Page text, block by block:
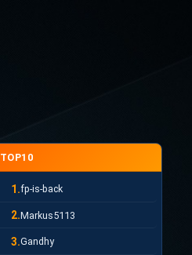
TOP10
1.fp-is-back
2.Markus5113
3.Gandhy